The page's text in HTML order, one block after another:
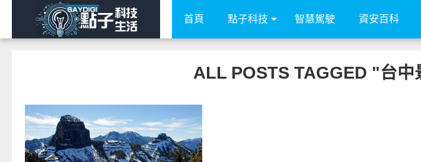
首頁 點子科技 智慧駕駛 資安百科
ALL POSTS TAGGED "台中
READ
MORE